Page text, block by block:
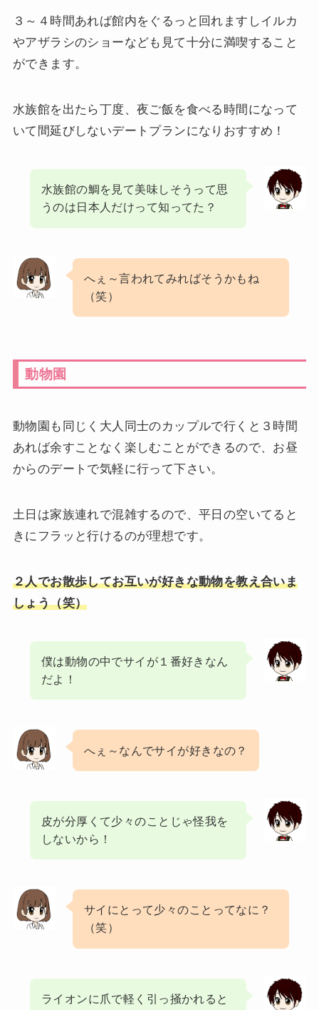
３～４時間あれば館内をぐるっと回れますしイルカ
やアザラシのショーなども見て十分に満喫すること
ができます。
水族館を出たら丁度、夜ご飯を食べる時間になって
いて間延びしないデートプランになりおすすめ！
水族館の鯛を見て美味しそうって思
うのは日本人だけって知ってた？
へぇ～言われてみればそうかもね
（笑）
動物園
動物園も同じく大人同士のカップルで行くと３時間
あれば余すことなく楽しむことができるので、お昼
からのデートで気軽に行って下さい。
土日は家族連れで混雑するので、平日の空いてると
きにフラッと行けるのが理想です。
２人でお散歩してお互いが好きな動物を教え合いま
しょう（笑）
僕は動物の中でサイが１番好きなん
だよ！
へぇ～なんでサイが好きなの？
皮が分厚くて少々のことじゃ怪我を
しないから！
サイにとって少々のことってなに？
（笑）
ライオンに爪で軽く引っ掻かれると